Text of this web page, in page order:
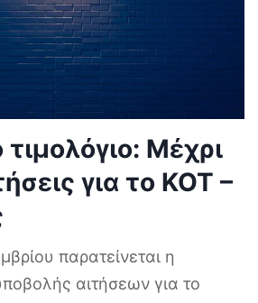
Μέχρι
για το ΚΟΤ –
παρατείνεται η
αιτήσεων για το